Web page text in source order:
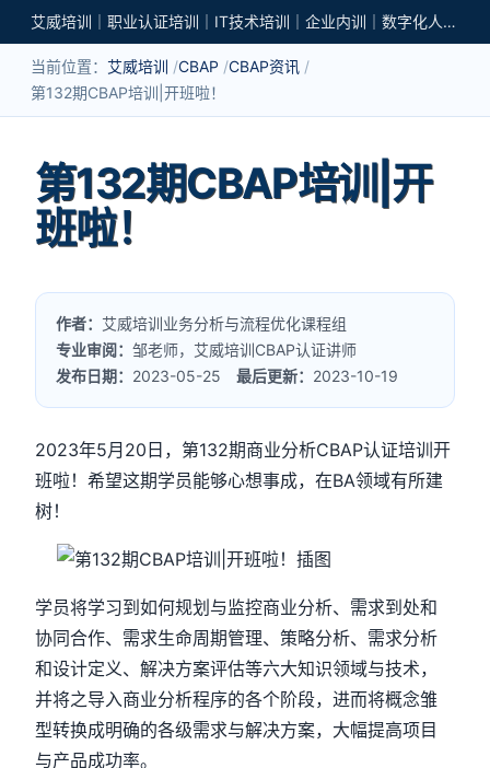
艾威培训｜职业认证培训｜IT技术培训｜企业内训｜数字化人才培养
当前位置： 艾威培训 CBAP CBAP资讯
第132期CBAP培训|开班啦！
第132期CBAP培训|开
班啦！
作者： 艾威培训业务分析与流程优化课程组
专业审阅：邹老师，艾威培训CBAP认证讲师
发布日期： 2023-05-25最后更新： 2023-10-19
2023年5月20日，第132期商业分析CBAP认证培训开
班啦！希望这期学员能够心想事成，在BA领域有所建
树！
学员将学习到如何规划与监控商业分析、需求到处和
协同合作、需求生命周期管理、策略分析、需求分析
和设计定义、解决方案评估等六大知识领域与技术，
并将之导入商业分析程序的各个阶段，进而将概念雏
型转换成明确的各级需求与解决方案，大幅提高项目
与产品成功率。